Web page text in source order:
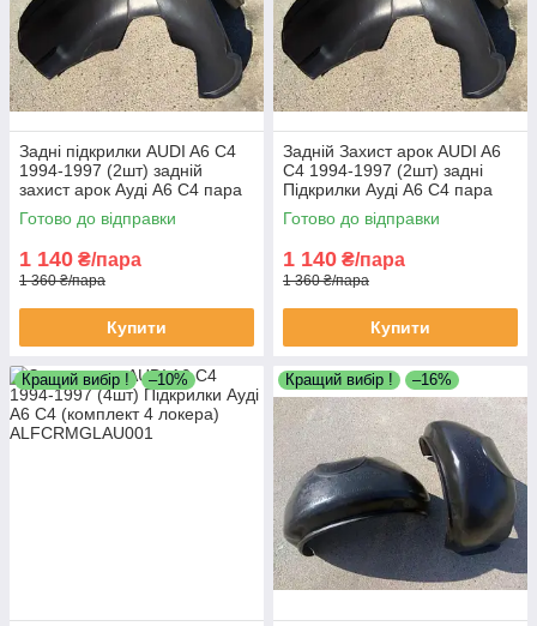
Задні підкрилки AUDI A6 C4
1994-1997 (2шт) задній
захист арок Ауді А6 С4 пара
задніх локерів
Готово до відправки
1 140 ₴/пара
1 360 ₴/пара
Купити
Задній Захист арок AUDI A6
C4 1994-1997 (2шт) задні
Підкрилки Ауді А6 С4 пара
задніх локерів
Готово до відправки
1 140 ₴/пара
1 360 ₴/пара
Купити
Кращий вибір ! –10% Кращий вибір ! –16%